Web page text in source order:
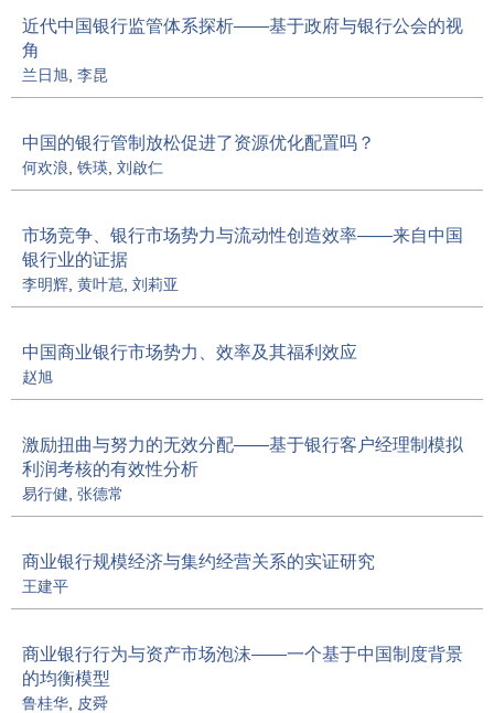
近代中国银行监管体系探析——基于政府与银行公会的视
角
兰日旭 李昆
中国的银行管制放松促进了资源优化配置吗？
何欢浪 铁瑛 刘啟仁
市场竞争、银行市场势力与流动性创造效率——来自中国
银行业的证据
李明辉 黄叶苨 刘莉亚
中国商业银行市场势力、效率及其福利效应
赵旭
激励扭曲与努力的无效分配——基于银行客户经理制模拟
利润考核的有效性分析
易行健 张德常
商业银行规模经济与集约经营关系的实证研究
王建平
商业银行行为与资产市场泡沫——一个基于中国制度背景
的均衡模型
鲁桂华 皮舜